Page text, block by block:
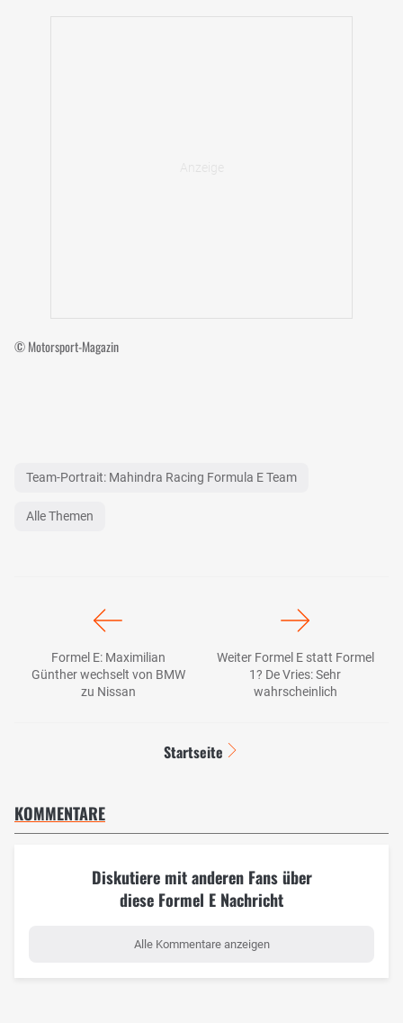
© Motorsport-Magazin
Team-Portrait: Mahindra Racing Formula E Team
Alle Themen
Formel E: Maximilian
Günther wechselt von BMW
zu Nissan
Weiter Formel E statt Formel
1? De Vries: Sehr
wahrscheinlich
Startseite
KOMMENTARE
Diskutiere mit anderen Fans über
diese Formel E Nachricht
Alle Kommentare anzeigen